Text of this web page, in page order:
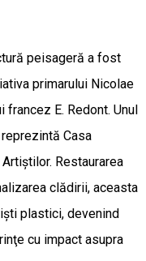
peisageră a fost
primarului Nicolae
francez E. Redont. Unul
Casa
Restaurarea
clădirii, aceasta
plastici, devenind
cu impact asupra